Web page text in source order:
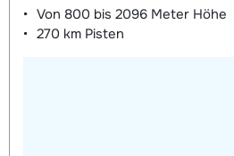
Von 800 bis 2096 Meter Höhe
270 km Pisten